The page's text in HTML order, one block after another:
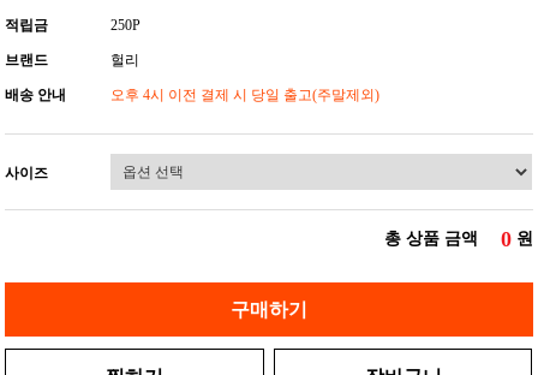
적립금 250P
브랜드 헐리
배송 안내 오후 4시 이전 결제 시 당일 출고(주말제외)
사이즈
총 상품 금액 0 원
구매하기